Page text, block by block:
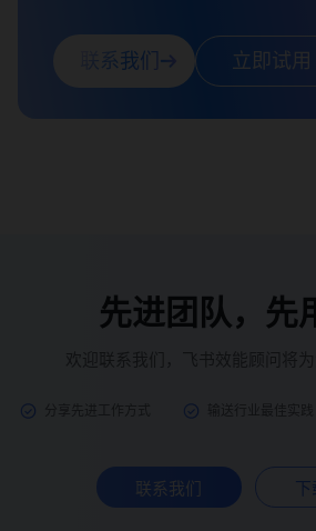
联系我们 立即试用
先进团队，先
联系我们 下